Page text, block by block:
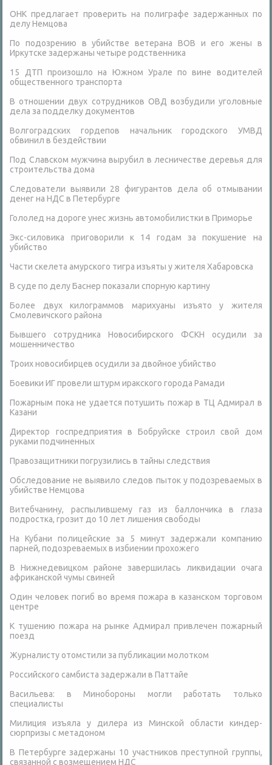
ОНК предлагает проверить на полиграфе задержанных по
делу Немцова
По подозрению в убийстве ветерана ВОВ и его жены в
Иркутске задержаны четыре родственника
15 ДТП произошло на Южном Урале по вине водителей
общественного транспорта
В отношении двух сотрудников ОВД возбудили уголовные
дела за подделку документов
Волгоградских гордепов начальник городского УМВД
обвинил в бездействии
Под Славском мужчина вырубил в лесничестве деревья для
строительства дома
Следователи выявили 28 фигурантов дела об отмывании
денег на НДС в Петербурге
Гололед на дороге унес жизнь автомобилистки в Приморье
Экс-силовика приговорили к 14 годам за покушение на
убийство
Части скелета амурского тигра изъяты у жителя Хабаровска
В суде по делу Баснер показали спорную картину
Более двух килограммов марихуаны изъято у жителя
Смолевичского района
Бывшего сотрудника Новосибирского ФСКН осудили за
мошенничество
Троих новосибирцев осудили за двойное убийство
Боевики ИГ провели штурм иракского города Рамади
Пожарным пока не удается потушить пожар в ТЦ Адмирал в
Казани
Директор госпредприятия в Бобруйске строил свой дом
руками подчиненных
Правозащитники погрузились в тайны следствия
Обследование не выявило следов пыток у подозреваемых в
убийстве Немцова
Витебчанину, распылившему газ из баллончика в глаза
подростка, грозит до 10 лет лишения свободы
На Кубани полицейские за 5 минут задержали компанию
парней, подозреваемых в избиении прохожего
В Нижнедевицком районе завершилась ликвидации очага
африканской чумы свиней
Один человек погиб во время пожара в казанском торговом
центре
К тушению пожара на рынке Адмирал привлечен пожарный
поезд
Журналисту отомстили за публикации молотком
Российского самбиста задержали в Паттайе
Васильева: в Минобороны могли работать только
специалисты
Милиция изъяла у дилера из Минской области киндер-
сюрпризы с метадоном
В Петербурге задержаны 10 участников преступной группы,
связанной с возмещением НДС